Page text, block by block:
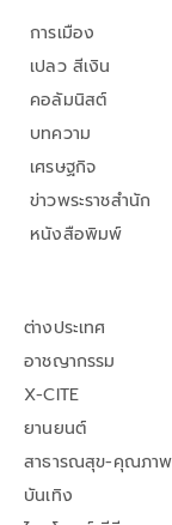
การเมือง
เปลว สีเงิน
คอลัมนิสต์
บทความ
เศรษฐกิจ
ข่าวพระราชสำนัก
หนังสือพิมพ์
ต่างประเทศ
อาชญากรรม
X-CITE
ยานยนต์
สาธารณสุข-คุณภา
บันเทิง